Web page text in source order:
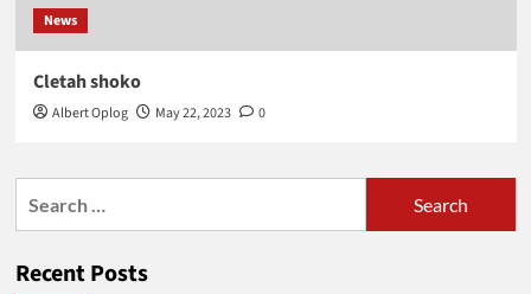
News
Cletah shoko
Albert Oplog May 22, 2023 0
Recent Posts